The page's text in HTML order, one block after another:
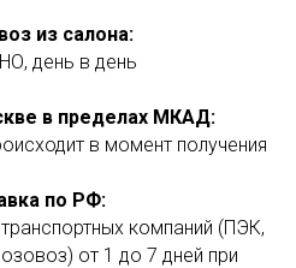
из салона:
день в день
в пределах МКАД:
в момент получения
по РФ:
компаний (ПЭК,
от 1 до 7 дней при